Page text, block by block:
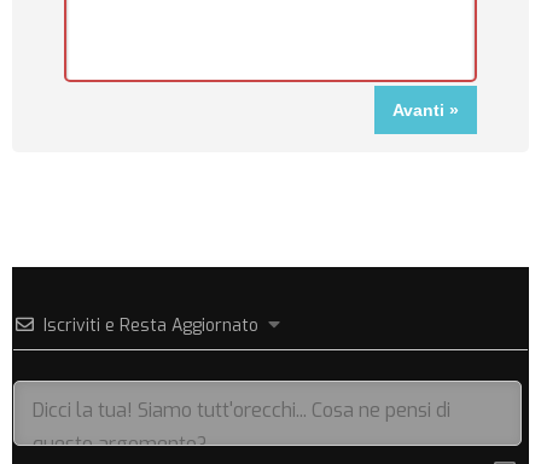
Iscriviti e Resta Aggiornato